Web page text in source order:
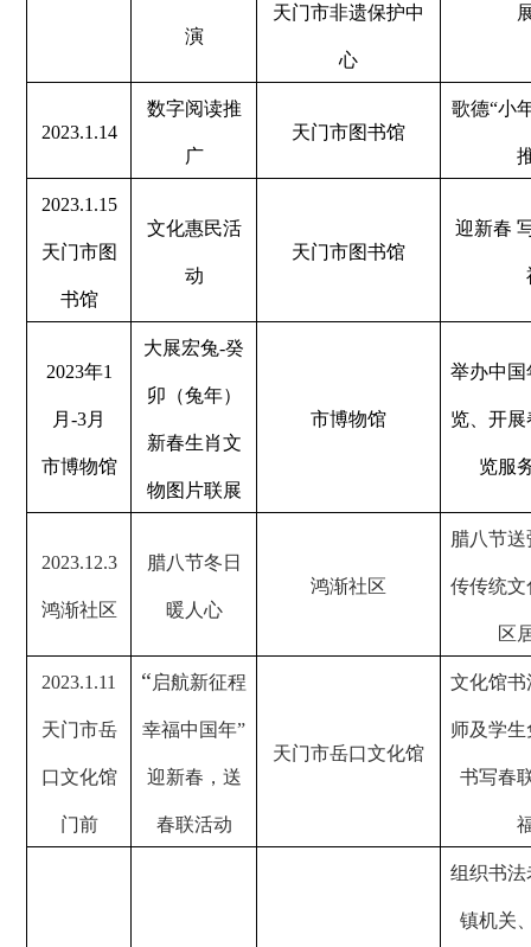
演
天门市非遗保护中
心
2023.1.14
数字阅读推
广
天门市图书馆
歌德“小
2023.1.15
天门市图
书馆
文化惠民活
动
天门市图书馆
迎新春
2023年1
月 -3月
市博物馆
大展宏兔-癸
卯（兔年）
新春生肖文
物图片联展
市博物馆
举办中国
览、开
览服
2023.12.3
鸿渐社区
腊八节冬日
暖人心
鸿渐社区
腊八节
传传统文
区
2023.1.11
天门市岳
口文化馆
门前
“ 启航新征程
幸福中国年”
迎新春，送
春联活动
天门市岳口文化馆
文化馆书
师及学
书写春
组织书法
镇机关